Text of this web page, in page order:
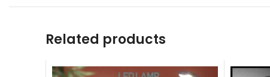
Related products